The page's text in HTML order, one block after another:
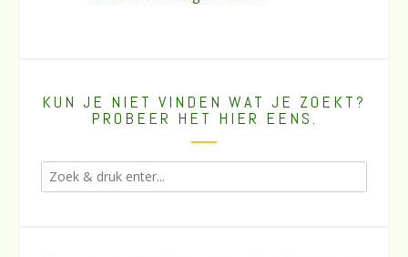
KUN JE NIET VINDEN WAT JE ZOEKT?
PROBEER HET HIER EENS.